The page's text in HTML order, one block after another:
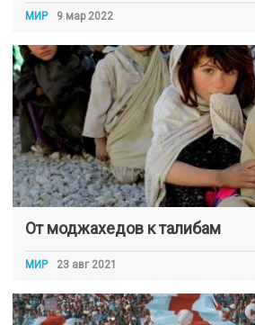
МИР 9 мар 2022
От моджахедов к талибам
МИР 23 авг 2021